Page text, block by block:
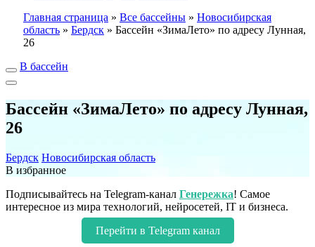
Главная страница » Все бассейны » Новосибирская
область » Бердск » Бассейн «ЗимаЛето» по адресу Лунная,
26
В бассейн
Бассейн «ЗимаЛето» по адресу Лунная,
26
Бердск Новосибирская область
В избранное
Подписывайтесь на Telegram-канал Генережка! Самое
интересное из мира технологий, нейросетей, IT и бизнеса.
Перейти в Telegram канал